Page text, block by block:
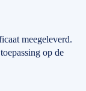
meegeleverd.
op de